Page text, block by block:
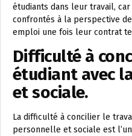
étudiants dans leur travail,
confrontés à la perspective
emploi une fois leur contrat
Difficulté à
étudiant avec
et sociale.
La difficulté à concilier le
personnelle et sociale est